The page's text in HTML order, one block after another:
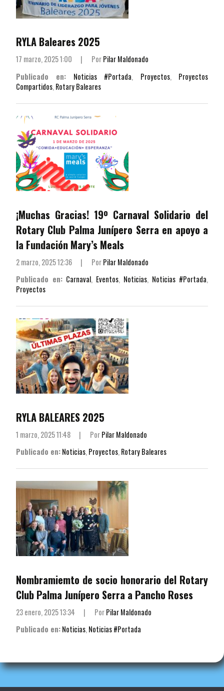
RYLA Baleares 2025
17 marzo, 2025 1:00 | PorPilar Maldonado
Publicado en:
Noticias #Portada, Proyectos, Proyectos
Compartidos, Rotary Baleares
¡Muchas Gracias! 19º Carnaval Solidario del
Rotary Club Palma Junípero Serra en apoyo a
la Fundación Mary’s Meals
2 marzo, 2025 12:36 | PorPilar Maldonado
Publicado en: Carnaval, Eventos, Noticias, Noticias #Portada,
Proyectos
RYLA BALEARES 2025
1 marzo, 2025 11:48 | PorPilar Maldonado
Publicado en:Noticias, Proyectos, Rotary Baleares
Nombramiemto de socio honorario del Rotary
Club Palma Junípero Serra a Pancho Roses
23 enero, 2025 13:34 | PorPilar Maldonado
Publicado en:Noticias,Noticias #Portada